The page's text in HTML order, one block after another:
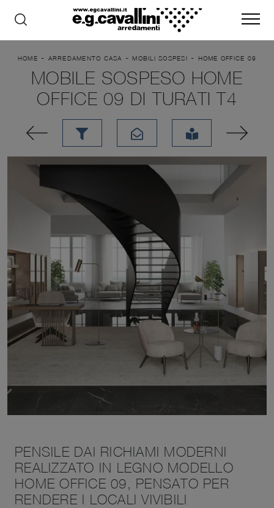
HOME - ARREDAMENTO CASA -MOBILI SOSPESI - HOME OFFICE 09
MOBILE SOSPESO HOME
OFFICE 09 DI TURATI T4
PENSILE DAI RICHIAMI MODERNI
REALIZZATO IN LEGNO MODELLO
HOME OFFICE 09, PENSATO PER
RENDERE I LOCALI VIVIBILI